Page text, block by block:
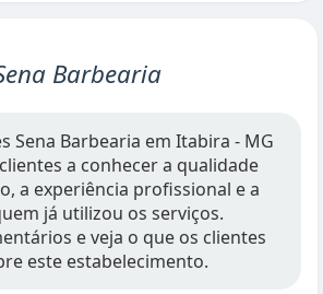
Barbearia
Sena Barbearia em Itabira - MG
a conhecer a qualidade
a experiência profissional e a
já utilizou os serviços.
e veja o que os clientes
este estabelecimento.